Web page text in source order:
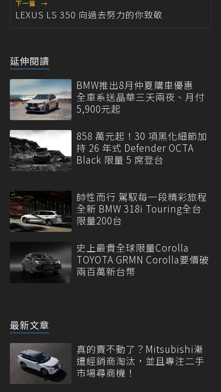
下一篇 →
LEXUS LS 350 向過去努力的你致敬
延伸閱讀
BMW推出8月仲夏購車優惠
全車系送晶華三天兩夜、月付
5,900元起
858 萬元起！30 項黑化細節加
持 26 年式 Defender OCTA
Black 限量 5 席登台
帥性而行 駕馭每一段精彩旅程
全新 BMW 318i Touring全台
限量200台
史上最貴全球限量Corolla
TOYOTA GRMN Corolla要價破
兩百萬新台幣
最新文章
真的賣不動了？Mitsubishi漸
遭經銷商淘汰，並且專注二手
市場尋商機！